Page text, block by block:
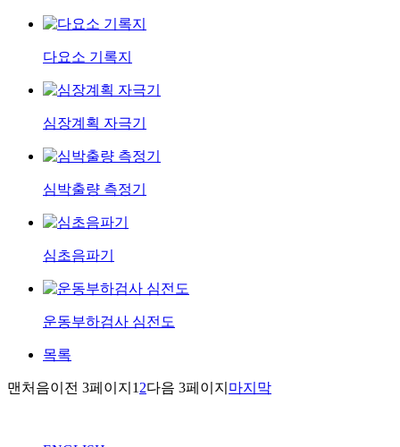
다요소 기록지
심장계획 자극기
심박출량 측정기
심초음파기
운동부하검사 심전도
목록
맨처음이전 3페이지 1 2다음 3페이지 마지막